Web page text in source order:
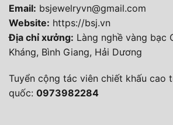
Email: bsjewelryvn@gmail.com
Website: https://bsj.vn
Địa chỉ xưởng: Làng nghề vàng bạc
Kháng, Bình Giang, Hải Dương
Tuyển cộng tác viên chiết khấu cao
quốc: 0973982284